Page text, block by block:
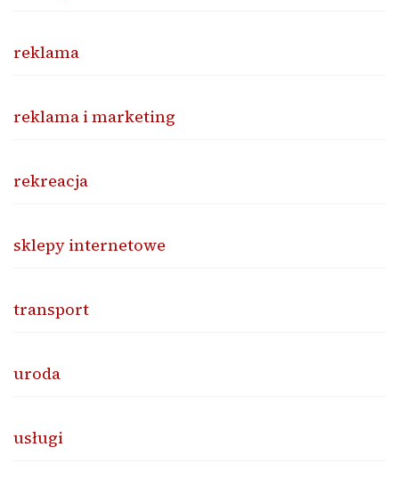
reklama
reklama i marketing
rekreacja
sklepy internetowe
transport
uroda
usługi